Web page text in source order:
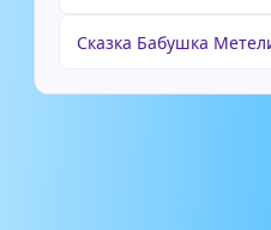
Сказка Бабушка